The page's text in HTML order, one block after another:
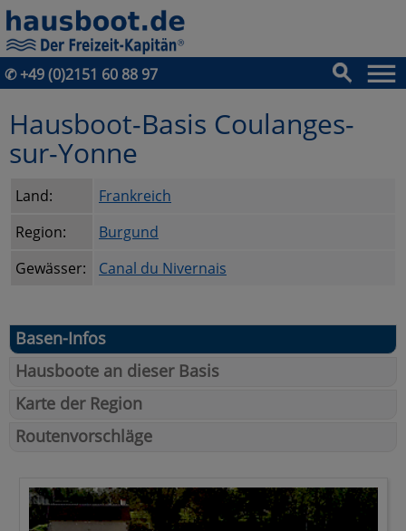
✆ +49 (0)2151 60 88 97
Hausboot-Basis Coulanges-
sur-Yonne
Land:
Frankreich
Region:
Burgund
Gewässer:
Canal du Nivernais
Basen-Infos
Hausboote an dieser Basis
Karte der Region
Routenvorschläge